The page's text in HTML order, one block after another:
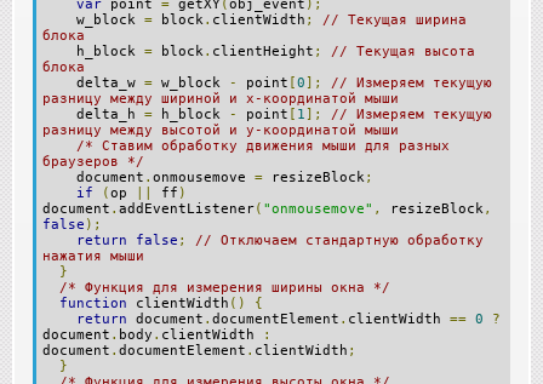
var point = getXY ( obj_event );
w_block = block. clientWidth ;
// Текущая ширина
блока
h_block = block. clientHeight ;
// Текущая высота
блока
delta_w = w_block - point [0];
// Измеряем текущую
разницу между шириной и x-координатой мыши
delta_h = h_block - point [ 1];
// Измеряем текущую
разницу между высотой и y-координатой мыши
/* Ставим обработку движения мыши для разных
браузеров */
document . onmousemove = resizeBlock;
if
(op ff )
document . addEventListener( "onmousemove" , resizeBlock,
false );
return
false ;
// Отключаем стандартную обработку
нажатия мыши
}
/* Функция для измерения ширины окна */
function clientWidth ()
{
return document . documentElement . clientWidth == 0
?
document . body . clientWidth
:
document . documentElement . clientWidth ;
}